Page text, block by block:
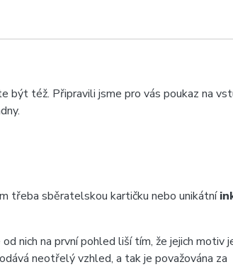
být též. Připravili jsme pro vás poukaz na
třeba sběratelskou kartičku nebo unikátní
nich na první pohled liší tím, že jejich motiv
neotřelý vzhled, a tak je považována za